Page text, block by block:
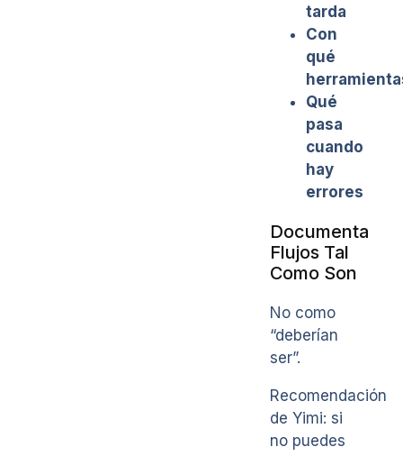
tarda
Con
qué
Qué
pasa
cuando
hay
errores
Documenta
Flujos Tal
Como Son
No como
“deberían
ser”.
Recomendación
de Yimi: si
no puedes